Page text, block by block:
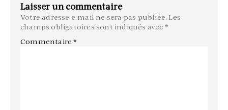
Laisser un commentaire
Votre adresse e-mail ne sera pas publiée. Les
champs obligatoires sont indiqués avec *
Commentaire*